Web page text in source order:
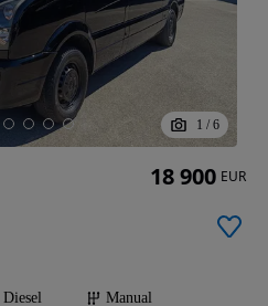
1 / 6
Diesel Manual
18 900 EUR